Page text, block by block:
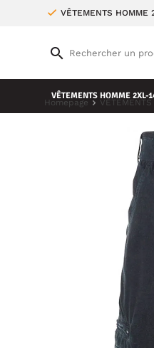
VÊTEMENTS HOMME
VÊTEMENTS HOMME 2XL-
Homepage